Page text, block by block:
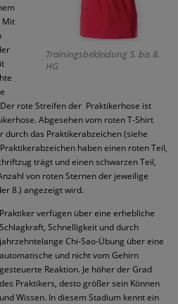
Trainingsbekleidung 5. bis 8.
HG
Mit
rote Streifen der Praktikerhose ist
Abgesehen vom roten T-Shirt
durch das Praktikerabzeichen (siehe
haben einen roten Teil,
trägt und einen schwarzen Teil,
von roten Sternen der jeweilige
8.) angezeigt wird.
Praktiker verfügen über eine erhebliche
Schlagkraft, Schnelligkeit und durch
jahrzehntelange Chi-Sao-Übung über eine
automatische und nicht vom Gehirn
gesteuerte Reaktion. Je höher der Grad
des Praktikers, desto größer sein Können
und Wissen. In diesem Stadium kennt ein